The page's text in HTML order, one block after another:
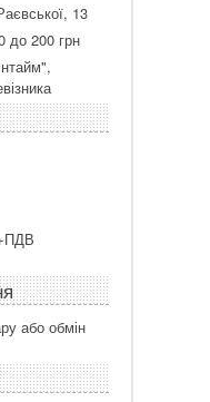
13
до 200 грн
або обмін